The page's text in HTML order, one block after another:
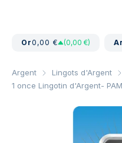
Or0,00 € (0,00 €)
Argent Lingots d'Argent
1 once Lingotin d'Argent-